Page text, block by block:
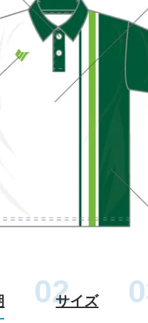
サイズ